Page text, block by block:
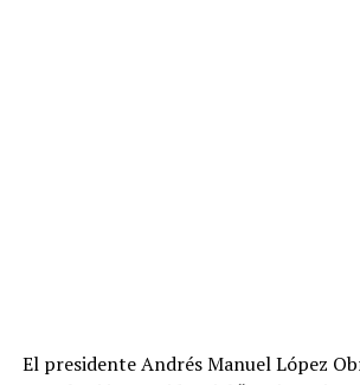
El presidente Andrés Manuel López